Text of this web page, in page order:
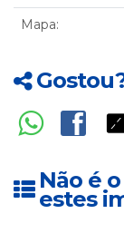
Mapa:
Não é
estes